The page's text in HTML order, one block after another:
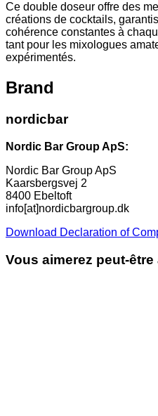
Ce double doseur offre des
créations de cocktails,
cohérence constantes à
tant pour les mixologues
expérimentés.
Brand
nordicbar
Nordic Bar Group ApS:
Nordic Bar Group ApS
Kaarsbergsvej 2
8400 Ebeltoft
info[at]nordicbargroup.dk
Download Declaration of
Vous aimerez peut-